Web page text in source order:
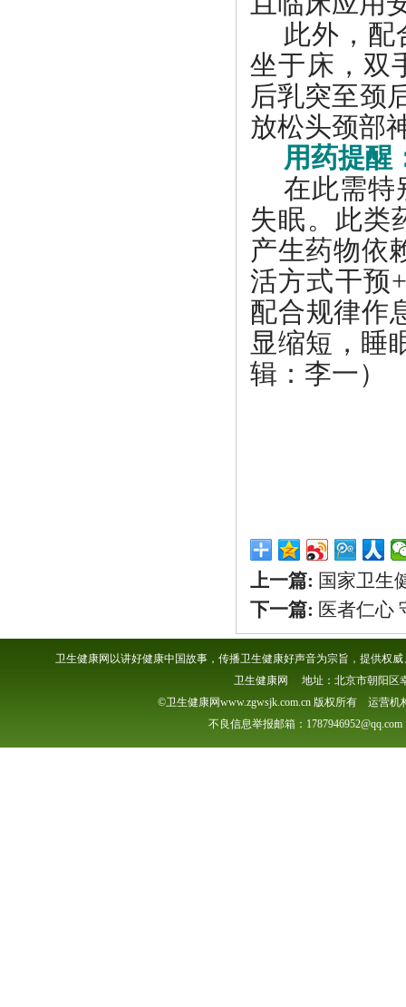
此外，配
坐于床，双
后乳突至颈
放松头颈部
用药提醒
在此需特
失眠。此类
产生药物依
活方式干预
配合规律作
显缩短，睡
辑：李一）
上一篇: 国家卫生
下一篇: 医者仁心
卫生健康网以讲好健康中国故事，传播卫生健康好声音为宗旨，提供权
卫生健康网 地址：北京市朝阳区
©卫生健康网www.zgwsjk.com.cn 版权所有 运营
不良信息举报邮箱：